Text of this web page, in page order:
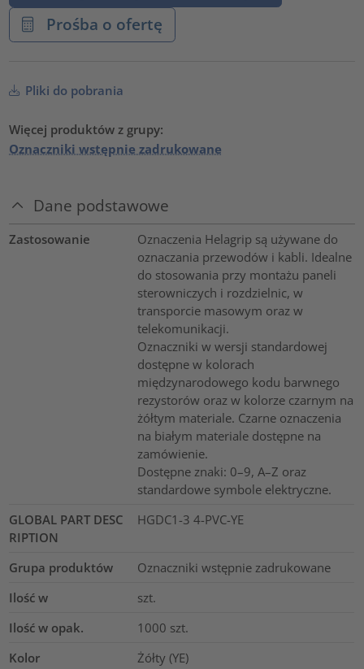
Prośba o ofertę
Pliki do pobrania
Więcej produktów z grupy:
Oznaczniki wstępnie zadrukowane
Dane podstawowe
Zastosowanie
Oznaczenia Helagrip są używane do
oznaczania przewodów i kabli. Idealne
do stosowania przy montażu paneli
sterowniczych i rozdzielnic, w
transporcie masowym oraz w
telekomunikacji.
Oznaczniki w wersji standardowej
dostępne w kolorach
międzynarodowego kodu barwnego
rezystorów oraz w kolorze czarnym na
żółtym materiale. Czarne oznaczenia
na białym materiale dostępne na
zamówienie.
Dostępne znaki: 0–9, A–Z oraz
standardowe symbole elektryczne.
GLOBAL PART DESC
RIPTION
HGDC1-3 4-PVC-YE
Grupa produktów
Oznaczniki wstępnie zadrukowane
Ilość w
szt.
Ilość w opak.
1000 szt.
Kolor
Żółty (YE)